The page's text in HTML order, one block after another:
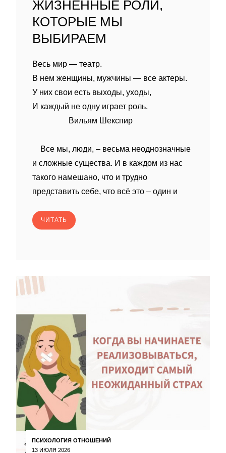
ЖИЗНЕННЫЕ РОЛИ,
КОТОРЫЕ МЫ
ВЫБИРАЕМ
Весь мир — театр.
В нем женщины, мужчины — все актеры.
У них свои есть выходы, уходы,
И каждый не одну играет роль.
Вильям Шекспир
Все мы, люди, – весьма неоднозначные
и сложные существа. И в каждом из нас
такого намешано, что и трудно
представить себе, что всё это – один и
ЧИТАТЬ
ПСИХОЛОГИЯ ОТНОШЕНИЙ
13 ИЮЛЯ 2026